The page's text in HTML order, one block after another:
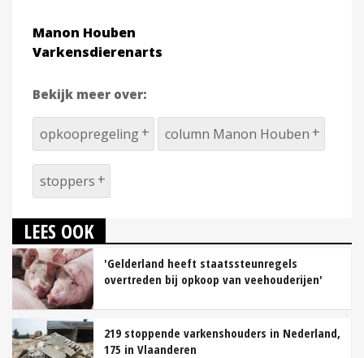
Manon Houben
Varkensdierenarts
Bekijk meer over:
opkoopregeling column Manon Houben
stoppers
LEES OOK
'Gelderland heeft staatssteunregels
overtreden bij opkoop van veehouderijen'
219 stoppende varkenshouders in Nederland,
175 in Vlaanderen